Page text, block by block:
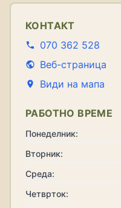
КОНТАКТ
070 362 528
Веб-страница
Види на мапа
РАБОТНО ВРЕМЕ
Понеделник:
Вторник:
Среда:
Четврток: